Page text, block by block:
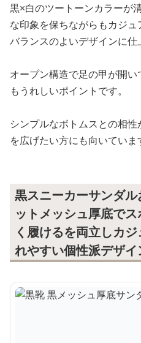
黒×白のツートーンカラーが
な印象を保ちながらもカジ
バランスのよいデザインに仕
オープン構造で足の甲が開
もうれしいポイントです。
シンプルなボトムスとの相
を広げたい方にも向いていま
黒スニーカーサンダ
ットメッシュ厚底で
く履けるを両立しカ
れやすい個性派デザイ